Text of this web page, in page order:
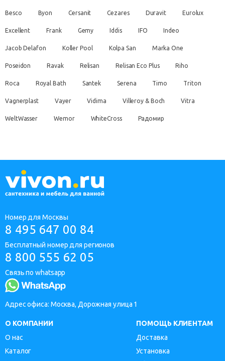
Besco Byon Cersanit Cezares Duravit Eurolux
Excellent Frank Gemy Iddis IFO Indeo
Jacob Delafon Koller Pool Kolpa San Marka One
Poseidon Ravak Relisan Relisan Eco Plus Riho
Roca Royal Bath Santek Serena Timo Triton
Vagnerplast Vayer Vidima Villeroy & Boch Vitra
WeltWasser Wemor WhiteCross Радомир
Номер для Москвы
8 495 647 00 84
Бесплатный номер для регионов
8 800 555 62 05
Связь по whatsapp
Адрес офиса: Москва, Дорожная улица 1
О КОМПАНИИ
О нас
Каталог
ПОМОЩЬ КЛИЕНТАМ
Доставка
Установка